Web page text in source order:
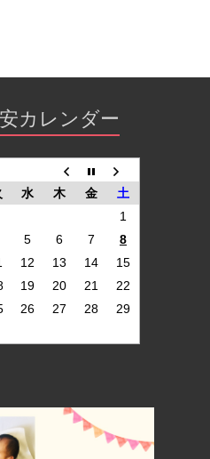
カレンダー
水 木 金
土
1
5 6 7
8
12 13 14
15
19 20 21
22
26 27 28
29